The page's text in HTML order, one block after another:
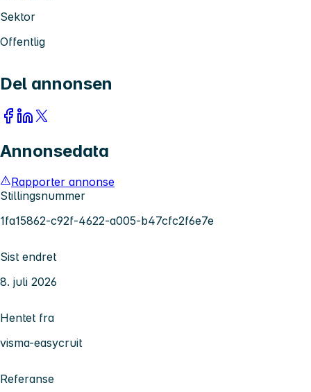
Sektor
Offentlig
Del annonsen
Annonsedata
Rapporter annonse
Stillingsnummer
1fa15862-c92f-4622-a005-b47cfc2f6e7e
Sist endret
8. juli 2026
Hentet fra
visma-easycruit
Referanse